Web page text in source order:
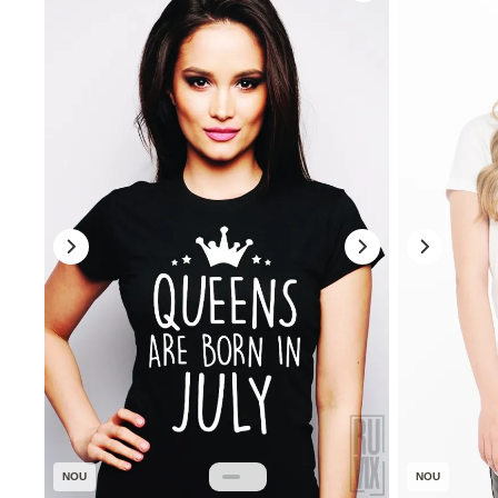
NOU NOU